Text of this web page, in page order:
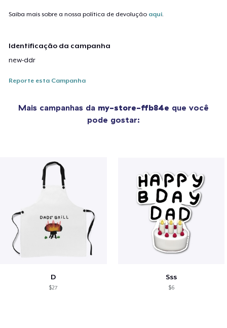
Saiba mais sobre a nossa política de devolução aqui.
Identificação da campanha
new-ddr
Reporte esta Campanha
Mais campanhas da my-store-ffb84e que você
pode gostar:
D
$27
Sss
$6